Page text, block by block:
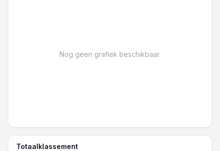
Nog geen grafiek beschikbaar.
Totaalklassement